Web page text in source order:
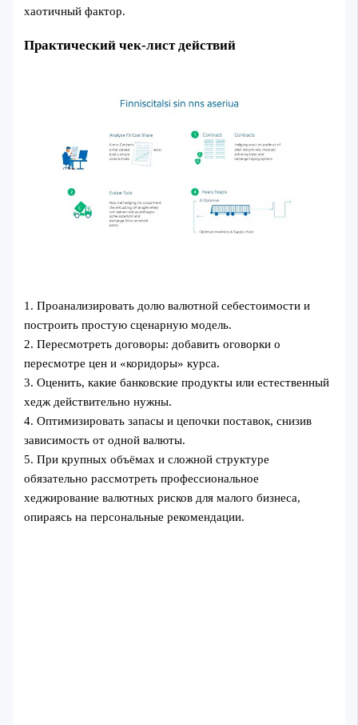
хаотичный фактор.
Практический чек‑лист действий
1. Проанализировать долю валютной себестоимости и
построить простую сценарную модель.
2. Пересмотреть договоры: добавить оговорки о
пересмотре цен и «коридоры» курса.
3. Оценить, какие банковские продукты или естественный
хедж действительно нужны.
4. Оптимизировать запасы и цепочки поставок, снизив
зависимость от одной валюты.
5. При крупных объёмах и сложной структуре
обязательно рассмотреть профессиональное
хеджирование валютных рисков для малого бизнеса,
опираясь на персональные рекомендации.